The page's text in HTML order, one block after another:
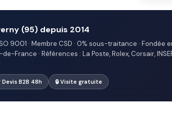
(95) depuis 2014
9001 · Membre CSD · 0% sous-traitance · Fondée
France · Références : La Poste, Rolex, Corsair,
Devis B2B 48h 🔒 Visite gratuite